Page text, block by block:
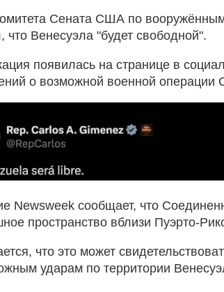
Сената США по
что Венесуэла "будет свободной".
появилась на странице в
о возможной военной
Newsweek сообщает, что
пространство вблизи Пуэрто-
что это может
ударам по территории